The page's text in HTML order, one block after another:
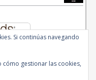
Si continúas navegando
gestionar las cookies,